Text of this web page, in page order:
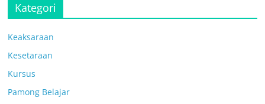
Kategori
Keaksaraan
Kesetaraan
Kursus
Pamong Belajar